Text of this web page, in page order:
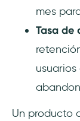
mes
Tasa de
Un producto